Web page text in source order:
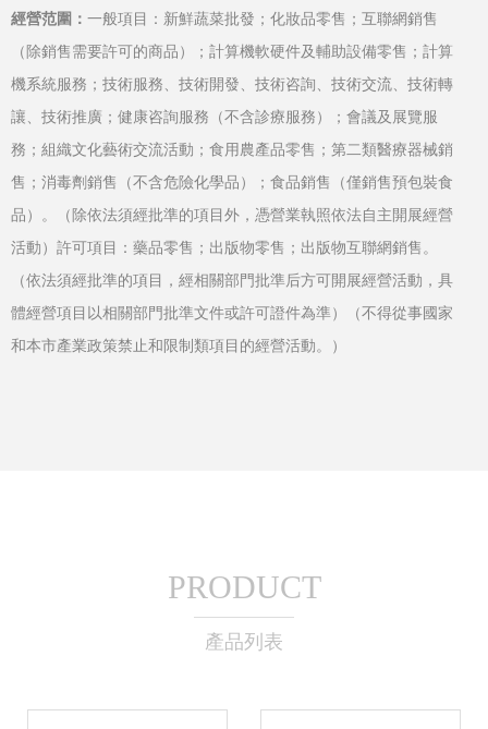
經營范圍： 一般項目：新鮮蔬菜批發；化妝品零售；互聯網銷售
（除銷售需要許可的商品）；計算機軟硬件及輔助設備零售；計算
機系統服務；技術服務、技術開發、技術咨詢、技術交流、技術轉
讓、技術推廣；健康咨詢服務（不含診療服務）；會議及展覽服
務；組織文化藝術交流活動；食用農產品零售；第二類醫療器械銷
售；消毒劑銷售（不含危險化學品）；食品銷售（僅銷售預包裝食
品）。（除依法須經批準的項目外，憑營業執照依法自主開展經營
活動）許可項目：藥品零售；出版物零售；出版物互聯網銷售。
（依法須經批準的項目，經相關部門批準后方可開展經營活動，具
體經營項目以相關部門批準文件或許可證件為準）（不得從事國家
和本市產業政策禁止和限制類項目的經營活動。）
PRODUCT
產品列表